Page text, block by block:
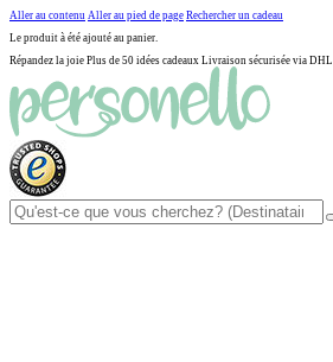
Aller au contenu Aller au pied de page Rechercher un cadeau
Le produit à été ajouté au panier.
Répandez la joie Plus de 50 idées cadeaux Livraison sécurisée via DHL